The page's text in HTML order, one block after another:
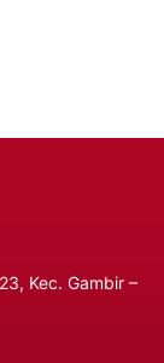
Kec. Gambir –